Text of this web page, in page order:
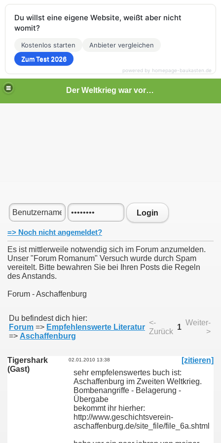
Der Weltkrieg war vor deiner Tür
Login
=> Noch nicht angemeldet?
Es ist mittlerweile notwendig sich im Forum anzumelden.
Unser "Forum Romanum" Versuch wurde durch Spam
vereitelt. Bitte bewahren Sie bei Ihren Posts die Regeln
des Anstands.
Forum - Aschaffenburg
Du befindest dich hier:
Forum => Empfehlenswerte Literatur
=> Aschaffenburg
<-
Zurück
1
Weiter-
>
Tigershark
(Gast)
02.01.2010 13:38
[zitieren]
sehr empfelenswertes buch ist:
Aschaffenburg im Zweiten Weltkrieg.
Bombenangriffe - Belagerung -
Übergabe
bekommt ihr hierher:
http://www.geschichtsverein-
aschaffenburg.de/site_file/file_6a.shtml
Du willst eine eigene Website, weißt aber nicht
womit?
Kostenlos starten
Anbieter vergleichen
Zum Test 2026
powered by homepage-baukasten.de